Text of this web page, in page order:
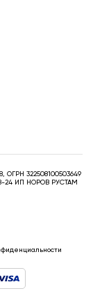
ОГРН 322508100503649
24 ИП НОРОВ РУСТАМ